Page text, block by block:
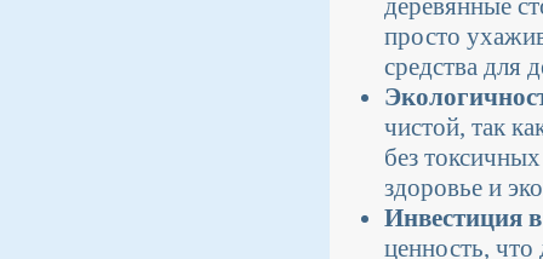
деревянные
просто
средства для
чистой, так
без
здоровье и
Инвестиция
ценность, что